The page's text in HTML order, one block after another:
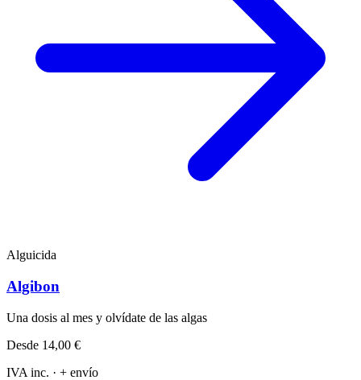
Alguicida
Algibon
Una dosis al mes y olvídate de las algas
Desde 14,00 €
IVA inc. · + envío